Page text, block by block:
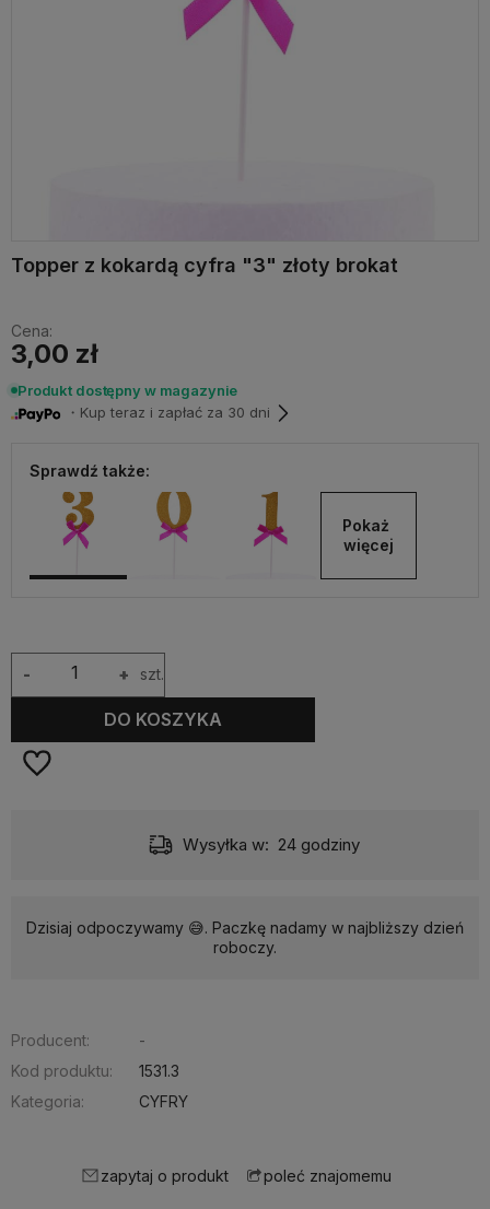
Topper z kokardą cyfra "3" złoty brokat
Cena:
3,00 zł
Produkt dostępny w magazynie
・Kup teraz i zapłać za 30 dni
Sprawdź także:
Pokaż
więcej
+
- szt.
DO KOSZYKA
Wysyłka w: 24 godziny
Dzisiaj odpoczywamy 😅. Paczkę nadamy w najbliższy dzień
roboczy.
Producent:
-
Kod produktu:
1531.3
Kategoria:
CYFRY
zapytaj o produkt poleć znajomemu